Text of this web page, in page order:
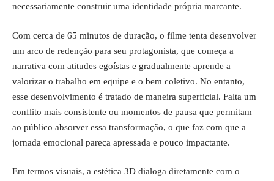
necessariamente construir uma identidade própria marcante.
Com cerca de 65 minutos de duração, o filme tenta desenvolver
um arco de redenção para seu protagonista, que começa a
narrativa com atitudes egoístas e gradualmente aprende a
valorizar o trabalho em equipe e o bem coletivo. No entanto,
esse desenvolvimento é tratado de maneira superficial. Falta um
conflito mais consistente ou momentos de pausa que permitam
ao público absorver essa transformação, o que faz com que a
jornada emocional pareça apressada e pouco impactante.
Em termos visuais, a estética 3D dialoga diretamente com o